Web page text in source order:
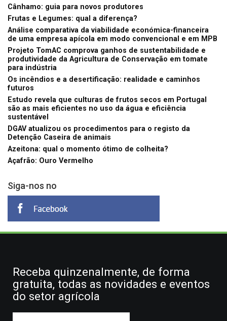
Cânhamo: guia para novos produtores
Frutas e Legumes: qual a diferença?
Análise comparativa da viabilidade económica-financeira
de uma empresa apícola em modo convencional e em MPB
Projeto TomAC comprova ganhos de sustentabilidade e
produtividade da Agricultura de Conservação em tomate
para indústria
Os incêndios e a desertificação: realidade e caminhos
futuros
Estudo revela que culturas de frutos secos em Portugal
são as mais eficientes no uso da água e eficiência
sustentável
DGAV atualizou os procedimentos para o registo da
Detenção Caseira de animais
Azeitona: qual o momento ótimo de colheita?
Açafrão: Ouro Vermelho
Siga-nos no
Receba quinzenalmente, de forma
gratuita, todas as novidades e eventos
do setor agrícola